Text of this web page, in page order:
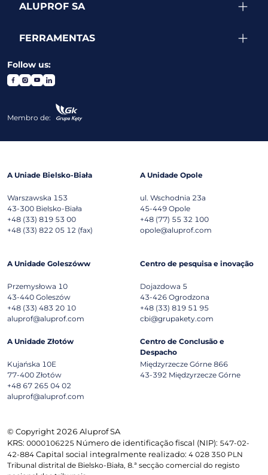
ALUPROF SA
FERRAMENTAS
Follow us:
Membro de:
A Uniade Bielsko-Biała
Warszawska 153
43-300 Bielsko-Biała
+48 (33) 819 53 00
+48 (33) 822 05 12 (fax)
A Unidade Opole
ul. Wschodnia 23a
45-449 Opole
+48 (77) 55 32 100
opole@aluprof.com
A Unidade Goleszóww
Przemysłowa 10
43-440 Goleszów
+48 (33) 483 20 10
aluprof@aluprof.com
Centro de pesquisa e inovação
Dojazdowa 5
43-426 Ogrodzona
+48 (33) 819 51 95
cbi@grupakety.com
A Unidade Złotów
Kujańska 10E
77-400 Złotów
+48 67 265 04 02
aluprof@aluprof.com
Centro de Conclusão e
Despacho
Międzyrzecze Górne 866
43-392 Międzyrzecze Górne
© Copyright 2026 Aluprof SA
KRS: 0000106225 Número de identificação fiscal (NIP): 547-02-
42-884 Capital social integralmente realizado: 4 028 350 PLN
Tribunal distrital de Bielsko-Biała, 8.ª secção comercial do registo